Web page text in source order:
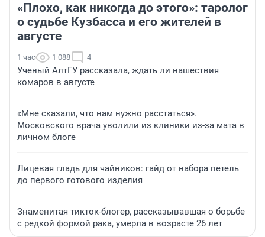
«Плохо, как никогда до этого»: таролог
о судьбе Кузбасса и его жителей в
августе
1 час 1 088 4
Ученый АлтГУ рассказала, ждать ли нашествия
комаров в августе
«Мне сказали, что нам нужно расстаться».
Московского врача уволили из клиники из-за мата в
личном блоге
Лицевая гладь для чайников: гайд от набора петель
до первого готового изделия
Знаменитая тикток-блогер, рассказывавшая о борьбе
с редкой формой рака, умерла в возрасте 26 лет